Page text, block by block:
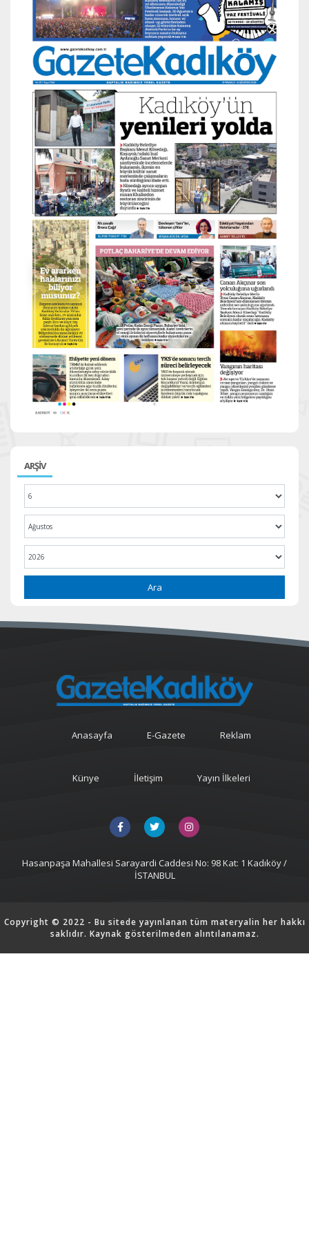
ARŞİV
Ara
Anasayfa E-Gazete Reklam
Künye İletişim Yayın İlkeleri
Hasanpaşa Mahallesi Sarayardi Caddesi No: 98 Kat: 1 Kadıköy /
İSTANBUL
Copyright © 2022 - Bu sitede yayınlanan tüm materyalin her hakkı
saklıdır. Kaynak gösterilmeden alıntılanamaz.